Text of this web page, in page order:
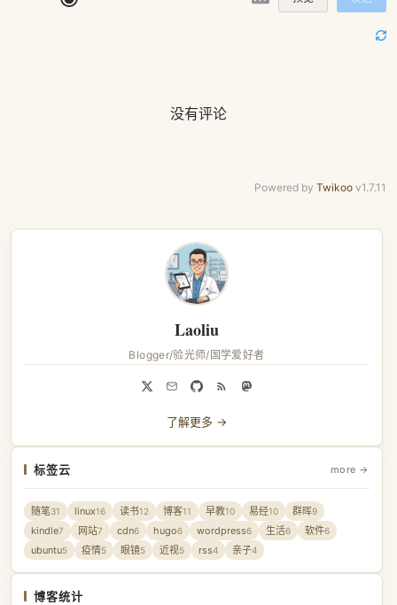
没有评论
Powered by Twikoo v1.7.11
Laoliu
Blogger/验光师/国学爱好者
了解更多 →
标签云 more →
随笔31 linux16 读书12 博客11 早教10 易经10 群晖9
kindle7 网站7 cdn6 hugo6 wordpress6 生活6 软件6
ubuntu5 疫情5 眼镜5 近视5 rss4 亲子4
博客统计